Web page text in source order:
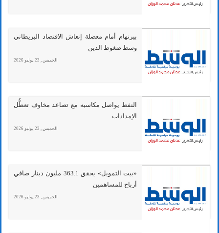
بيرنهام أمام معضلة إنعاش الاقتصاد البريطاني
وسط ضغوط الدين
الخميس , 23 يوليو 2026
النفط يواصل مكاسبه مع تصاعد مخاوف تعطُّل
الإمدادات
الخميس , 23 يوليو 2026
«بيت التمويل» يحقق 363.1 مليون دينار صافي
أرباح للمساهمين
الخميس , 23 يوليو 2026